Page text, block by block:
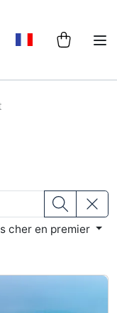
cher en premier